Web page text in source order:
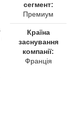
сегмент:
Премиум
Країна
заснування
компанії:
Франція